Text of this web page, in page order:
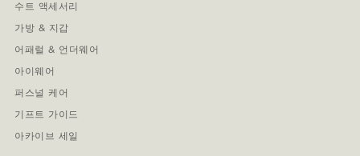
수트 액세서리
가방 & 지갑
어패럴 & 언더웨어
아이웨어
퍼스널 케어
기프트 가이드
아카이브 세일